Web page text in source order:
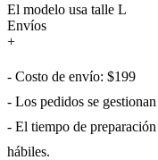
El modelo usa talle L
Envíos
+
- Costo de envío: $199
- Los pedidos se
- El tiempo de
hábiles.